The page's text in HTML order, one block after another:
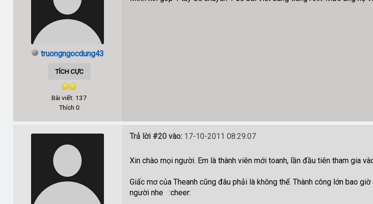
truongngocdung43
TÍCH CỰC
Bài viết: 137
Thích 0
Trả lời #20 vào:17-10-2011 08:29:07
Xin chào mọi người. Em là thành viên mới toanh, lần đầu tiên tham gia
Giấc mơ của Theanh cũng đâu phải là không thể. Thành công lớn bao
người nhe :cheer: